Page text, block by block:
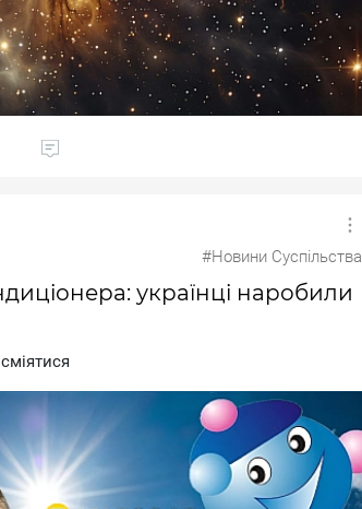
#Новини Суспільства
українці наробили